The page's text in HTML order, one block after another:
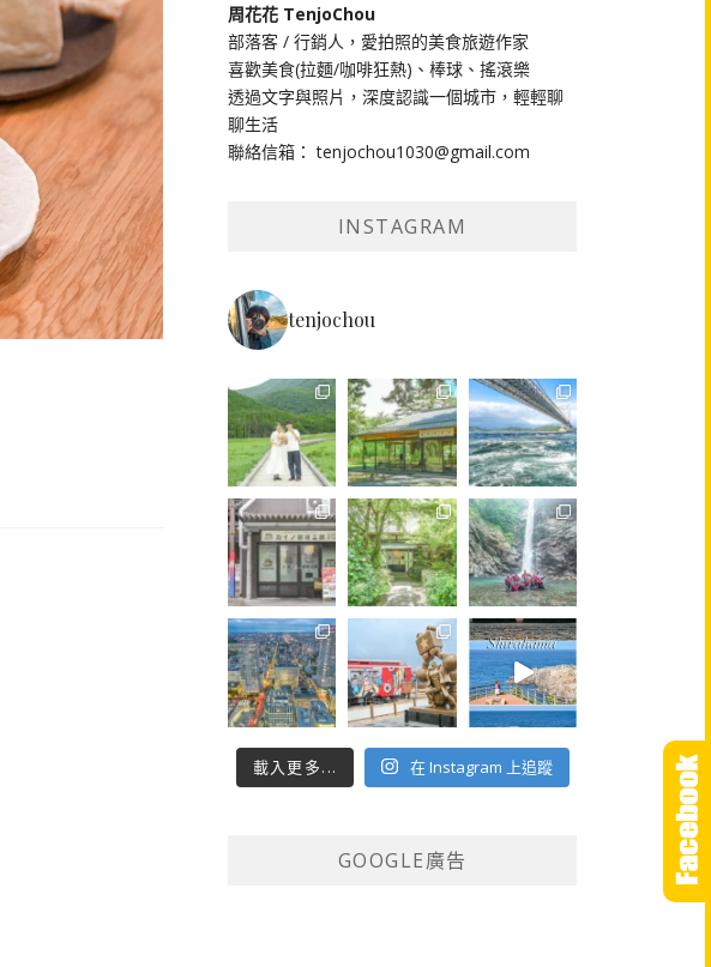
周花花 TenjoChou
部落客 / 行銷人，愛拍照的美食旅遊作家
喜歡美食(拉麵/咖啡狂熱)、棒球、搖滾樂
透過文字與照片，深度認識一個城市，輕輕聊
聊生活
聯絡信箱： tenjochou1030@gmail.com
INSTAGRAM
tenjochou
載入更多... 在 Instagram 上追蹤
GOOGLE廣告